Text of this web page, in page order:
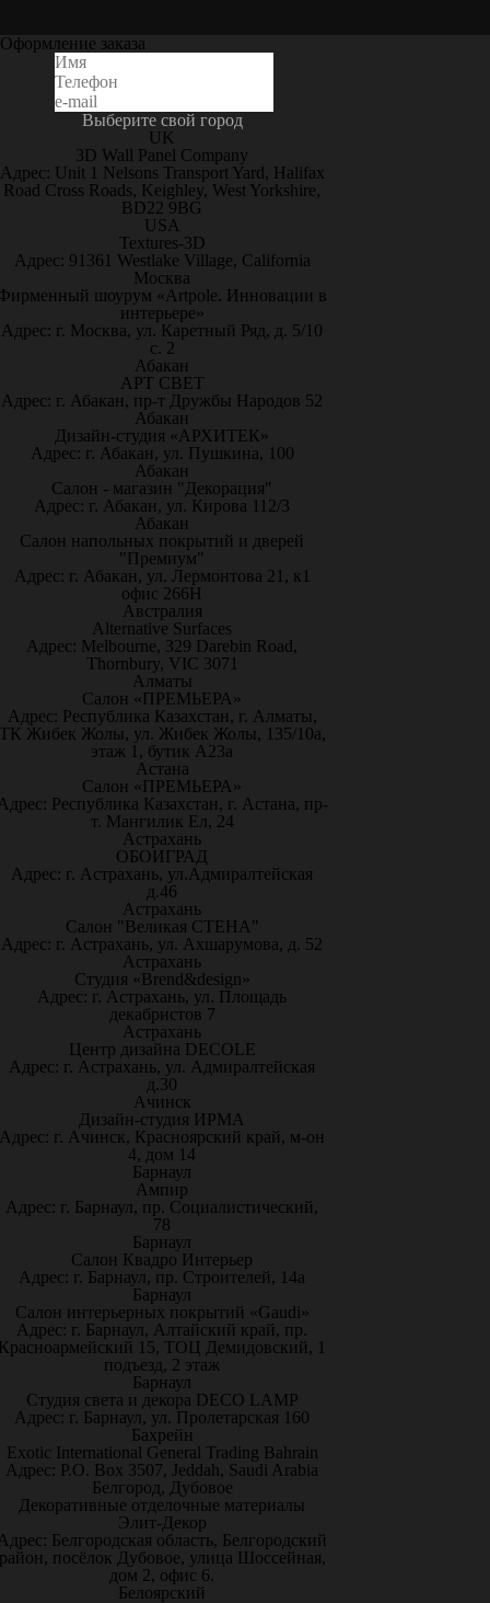
Оформление заказа
Выберите свой город
UK
3D Wall Panel Company
Адрес: Unit 1 Nelsons Transport Yard, Halifax
Road Cross Roads, Keighley, West Yorkshire,
BD22 9BG
USA
Textures-3D
Адрес: 91361 Westlake Village, California
Москва
шоурум «Artpole. Инновации в
интерьере»
Адрес: г. Москва, ул. Каретный Ряд, д. 5/10
с. 2
Абакан
АРТ СВЕТ
Адрес: г. Абакан, пр-т Дружбы Народов 52
Абакан
Дизайн-студия «АРХИТЕК»
Адрес: г. Абакан, ул. Пушкина, 100
Абакан
Салон - магазин "Декорация"
Адрес: г. Абакан, ул. Кирова 112/3
Абакан
Салон напольных покрытий и дверей
"Премиум"
Адрес: г. Абакан, ул. Лермонтова 21, к1
офис 266Н
Австралия
Alternative Surfaces
Адрес: Melbourne, 329 Darebin Road,
Thornbury, VIC 3071
Алматы
Салон «ПРЕМЬЕРА»
Адрес: Республика Казахстан, г. Алматы,
Жибек Жолы, ул. Жибек Жолы, 135/10а,
этаж 1, бутик А23а
Астана
Салон «ПРЕМЬЕРА»
Республика Казахстан, г. Астана, пр-
т. Мангилик Ел, 24
Астрахань
ОБОИГРАД
Адрес: г. Астрахань, ул.Адмиралтейская
д.46
Астрахань
Салон "Великая СТЕНА"
Адрес: г. Астрахань, ул. Ахшарумова, д. 52
Астрахань
Студия «Brend&design»
Адрес: г. Астрахань, ул. Площадь
декабристов 7
Астрахань
Центр дизайна DECOLE
Адрес: г. Астрахань, ул. Адмиралтейская
д.30
Ачинск
Дизайн-студия ИРМА
Адрес: г. Ачинск, Красноярский край, м-он
4, дом 14
Барнаул
Ампир
Адрес: г. Барнаул, пр. Социалистический,
78
Барнаул
Салон Квадро Интерьер
Адрес: г. Барнаул, пр. Строителей, 14а
Барнаул
Салон интерьерных покрытий «Gaudi»
Адрес: г. Барнаул, Алтайский край, пр.
15, ТОЦ Демидовский, 1
подъезд, 2 этаж
Барнаул
Студия света и декора DECO LAMP
Адрес: г. Барнаул, ул. Пролетарская 160
Бахрейн
Exotic International General Trading Bahrain
Адрес: P.O. Box 3507, Jeddah, Saudi Arabia
Белгород, Дубовое
Декоративные отделочные материалы
Элит-Декор
Белгородская область, Белгородский
посёлок Дубовое, улица Шоссейная,
дом 2, офис 6.
Белоярский